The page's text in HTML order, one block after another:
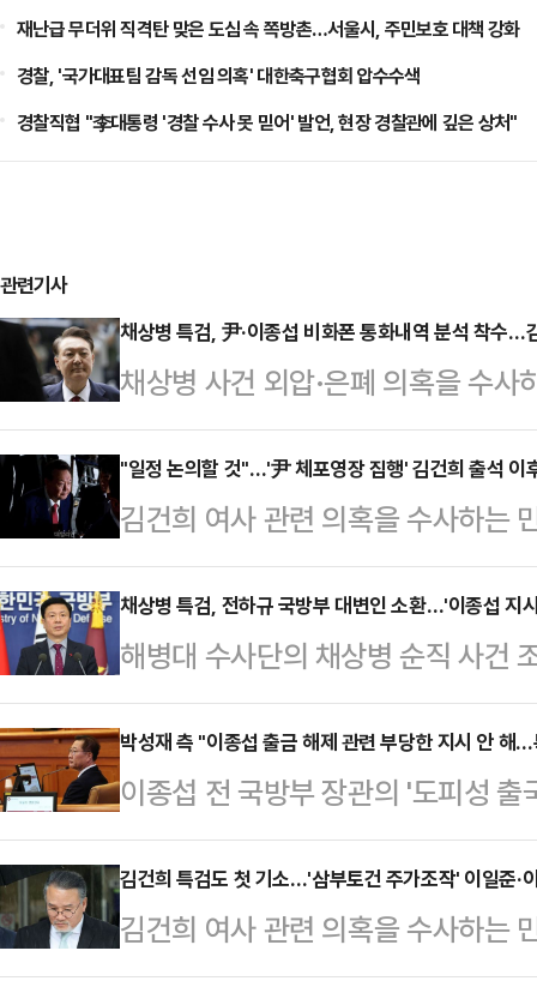
재난급 무더위 직격탄 맞은 도심 속 쪽방촌…서울시, 주민보호 대책 강화
경찰, '국가대표팀 감독 선임 의혹' 대한축구협회 압수수색
경찰직협 "李대통령 '경찰 수사 못 믿어' 발언, 현장 경찰관에 깊은 상처"
관련기사
채상병 특검, 尹·이종섭 비화폰 통화내역 분석 착수…
채상병 사건 외압·은폐 의혹을 수
터 윤석열 전 대통령 등이 사용하
에 따르면 정민영 특검보는 이날 "
통령과 이종섭 전 국방부 장관, 조
역을 제출받아 분석 중"이라고 밝
으로 연락을 주고받은 내역을 확보
받은 연락은 일부 확인됐다"고 부
희 여사 등이 개인 …
"일정 논의할 것"…'尹 체포영장 집행' 김건희 출석 이
김건희 여사 관련 의혹을 수사하는
이 변호인 선임계를 낸 만큼 김 여
단 방침이다.5일 법조계에 따르면
임서가 접수돼 변호인과 소환조사
늘(5일), 내일(6일) 중으로는 체포
다.윤 전 대통령 측에서 배보윤(사
으로 파악됐다. 헌법재판소 헌법연
비롯해 윤 전 대…
채상병 특검, 전하규 국방부 대변인 소환…'이종섭 지
해병대 수사단의 채상병 순직 사건
보고되는 자리에 배석했던 전하규
다.5일 법조계에 따르면 전 대변인
특검 사무실에 나왔다.그는 '첫 장
거론이 없었다는 입장은 여전히 그
다. '박정훈 대령 관련 국방부 문건
는 "아는 대로 소명하겠다"고 답한
2023년 7월…
박성재 측 "이종섭 출금 해제 관련 부당한 지시 안 해
이종섭 전 국방부 장관의 '도피성
의 압수수색을 받은 박성재 전 법무
다.4일 법조계에 따르면 박 전 장관
관은 이종섭 전 장관의 출국금지 해
바 없다"며 "객관적 사실관계에 비
김건희 특검도 첫 기소…'삼부토건 주가조작' 이일준·
김건희 여사 관련 의혹을 수사하는
사건과 관련해 회사의 전·현직 경